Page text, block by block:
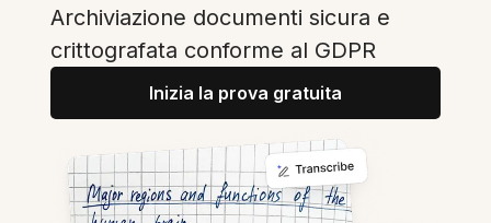
Archiviazione documenti sicura e
crittografata conforme al GDPR
Inizia la prova gratuita